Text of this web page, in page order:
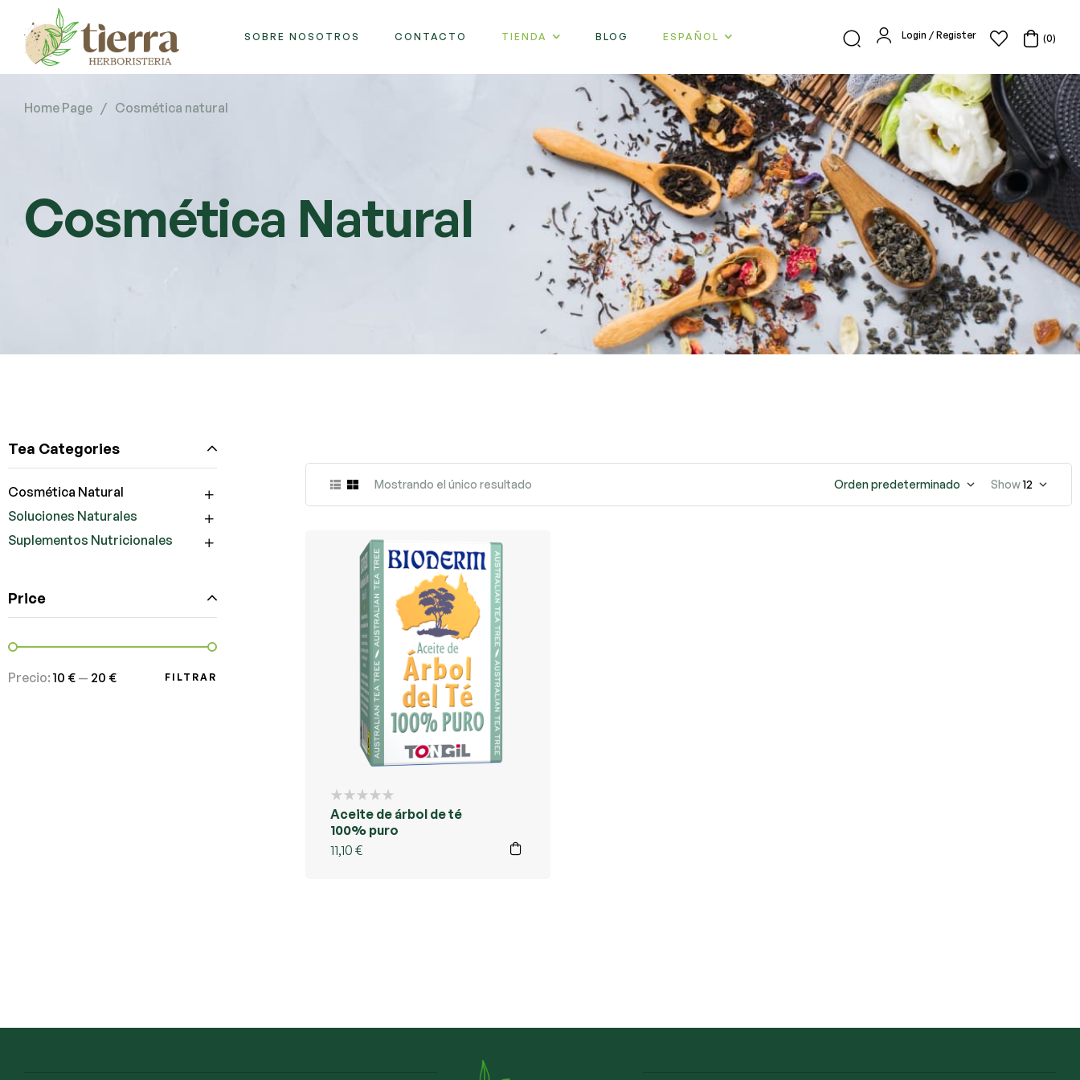
SOBRE NOSOTROS CONTACTO TIENDA BLOG ESPAÑOL Login / Register (0)
Cosmética Natural
Home Page / Cosmética natural
Mostrando el único resultado Orden predeterminado Show12
Aceite de árbol de té
100% puro
11,10 €
Tea Categories
Cosmética Natural
Soluciones Naturales
Suplementos Nutricionales
Price
FILTRAR
Precio:10 € — 20 €